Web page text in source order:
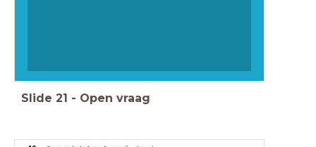
Slide 21 - Open vraag